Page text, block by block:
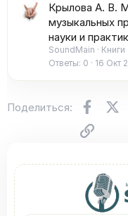
Крылова А. В.
музыкальных
науки и
SoundMain
Книги
Ответы 0 16 Окт
Поделиться:
Ссылка